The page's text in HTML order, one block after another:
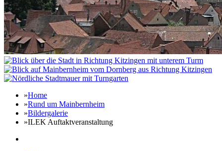
»Home
»Rund um Mainbernheim
»Bildergalerie
»ILEK Auftaktveranstaltung